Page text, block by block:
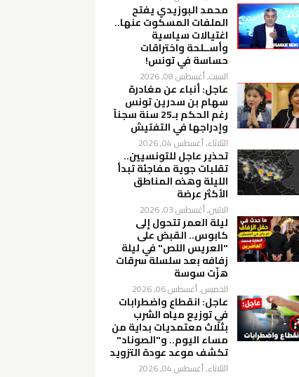
محمد البوزيدي يفتح
الملفات المسكوت عنها..
اغتيالات سياسية
وأســلحة واختراقات
حساسة في تونس!
السبت, أغسطس 08, 2026
عاجل: أنباء عن مغادرة
سهام بن سدرين تونس
رغم الحكم بـ25 سنة سجناً
وإدراجها في التفتيش
الثلاثاء, أغسطس 04, 2026
تحذير عاجل للتونسيين..
تقلبات جوية مفاجئة تبدأ
الليلة وهذه المناطق
الأكثر عرضة
الاثنين, أغسطس 03, 2026
ليلة العمر تتحول إلى
كابوس.. القبض على
"العريس اللص" في ليلة
زفافه بعد سلسلة سرقات
هزّت سوسة
الخميس, أغسطس 06, 2026
عاجل: انقطاع واضطرابات
في توزيع مياه الشرب
بثلاث معتمديات بداية من
مساء اليوم.. و"الصوناد"
تكشف موعد عودة التزويد
الثلاثاء, أغسطس 04, 2026